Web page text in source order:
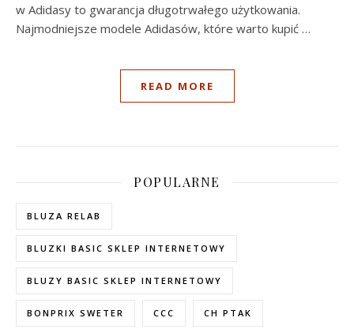
w Adidasy to gwarancja długotrwałego użytkowania.
Najmodniejsze modele Adidasów, które warto kupić …
READ MORE
POPULARNE
BLUZA RELAB
BLUZKI BASIC SKLEP INTERNETOWY
BLUZY BASIC SKLEP INTERNETOWY
BONPRIX SWETER CCC CH PTAK